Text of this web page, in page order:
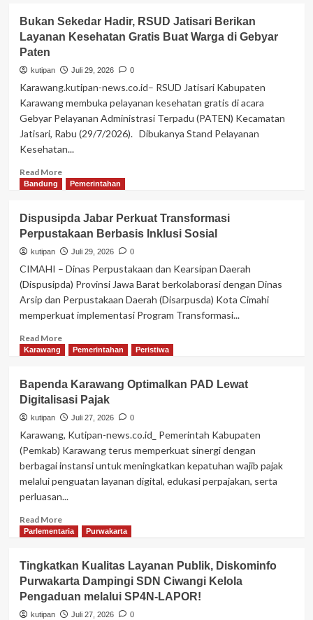
hingga
Film
Jatisari
Resmikan
Baru
Program
Mesra
Berbasis
Homecare
Bukan Sekedar Hadir, RSUD Jatisari Berikan
Layanan Kesehatan Gratis Buat Warga di Gebyar
Paten
kutipan Juli 29, 2026 0
Karawang.kutipan-news.co.id– RSUD Jatisari Kabupaten
Karawang membuka pelayanan kesehatan gratis di acara
Gebyar Pelayanan Administrasi Terpadu (PATEN) Kecamatan
Jatisari, Rabu (29/7/2026). Dibukanya Stand Pelayanan
Kesehatan...
Read MoreRead
more
Sekedar
Hadir,
RSUD
Jatisari
Layanan
Kesehatan
Gratis
Warga
di
Paten
Bandung Pemerintahan
Dispusipda Jabar Perkuat Transformasi
Perpustakaan Berbasis Inklusi Sosial
kutipan Juli 29, 2026 0
CIMAHI – Dinas Perpustakaan dan Kearsipan Daerah
(Dispusipda) Provinsi Jawa Barat berkolaborasi dengan Dinas
Arsip dan Perpustakaan Daerah (Disarpusda) Kota Cimahi
memperkuat implementasi Program Transformasi...
Read MoreRead
more
Jabar
Perkuat
Transformasi
Perpustakaan
Berbasis
Inklusi
Sosial
Karawang Pemerintahan Peristiwa
Bapenda Karawang Optimalkan PAD Lewat
Digitalisasi Pajak
kutipan Juli 27, 2026 0
Karawang, Kutipan-news.co.id_ Pemerintah Kabupaten
(Pemkab) Karawang terus memperkuat sinergi dengan
berbagai instansi untuk meningkatkan kepatuhan wajib pajak
melalui penguatan layanan digital, edukasi perpajakan, serta
perluasan...
Read MoreRead
more
Karawang
Optimalkan
PAD
Lewat
Parlementaria Purwakarta
Tingkatkan Kualitas Layanan Publik, Diskominfo
Purwakarta Dampingi SDN Ciwangi Kelola
Pengaduan melalui SP4N-LAPOR!
kutipan Juli 27, 2026 0